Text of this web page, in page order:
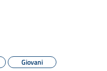
Giovani